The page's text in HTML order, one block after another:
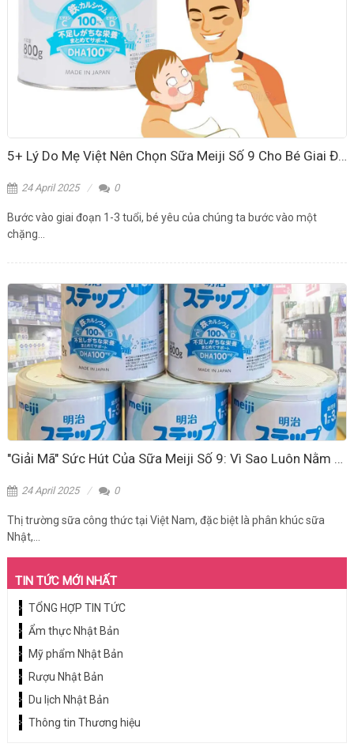
5+ Lý Do Mẹ Việt Nên Chọn Sữa Meiji Số 9 Cho Bé Giai Đoạn 1-3 Tuổi
24 April 2025 0
Bước vào giai đoạn 1-3 tuổi, bé yêu của chúng ta bước vào một
chặng...
"Giải Mã" Sức Hút Của Sữa Meiji Số 9: Vì Sao Luôn Nằm Trong Top Sữa Nhật Bán Chạy?
24 April 2025 0
Thị trường sữa công thức tại Việt Nam, đặc biệt là phân khúc sữa
Nhật,...
TIN TỨC MỚI NHẤT
TỔNG HỢP TIN TỨC
Ẩm thực Nhật Bản
Mỹ phẩm Nhật Bản
Rượu Nhật Bản
Du lịch Nhật Bản
Thông tin Thương hiệu